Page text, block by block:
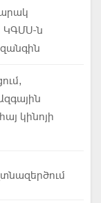
ԿԳՄՍ-ն
կինոյի